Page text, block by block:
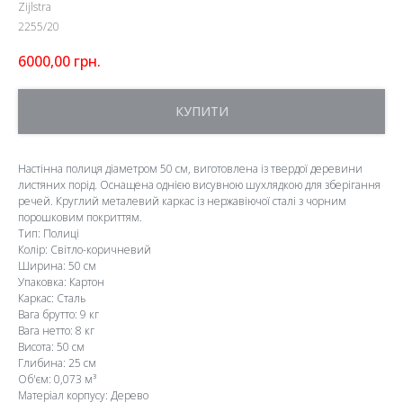
Zijlstra
2255/20
6000,00 грн.
КУПИТИ
Настінна полиця діаметром 50 см, виготовлена із твердої деревини
листяних порід. Оснащена однією висувною шухлядкою для зберігання
речей. Круглий металевий каркас із нержавіючої сталі з чорним
порошковим покриттям.
Тип: Полиці
Колір: Світло-коричневий
Ширина: 50 см
Упаковка: Картон
Каркас: Сталь
Вага брутто: 9 кг
Вага нетто: 8 кг
Висота: 50 см
Глибина: 25 см
Об'єм: 0,073 м³
Матеріал корпусу: Дерево